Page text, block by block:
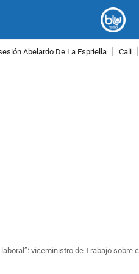
Abelardo De La Espriella Cali
viceministro de Trabajo sobre